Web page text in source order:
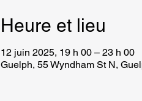
Heure et lieu
12 juin 2025, 19 h 00 – 23 h 00
Guelph, 55 Wyndham St N,